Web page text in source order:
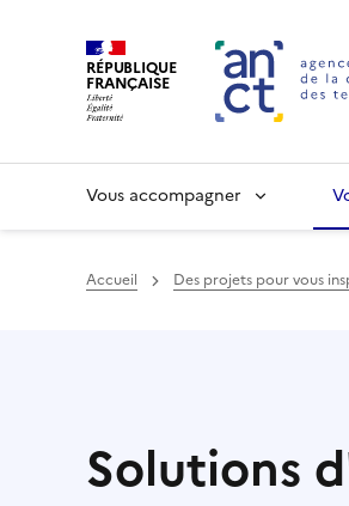
RÉPUBLIQUE
FRANÇAISE
Vous accompagner
Accueil Des projets pour vous
Solutions